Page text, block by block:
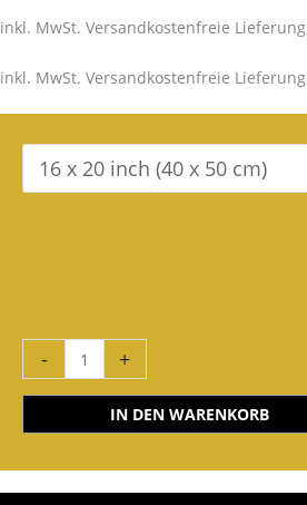
inkl. MwSt. Versandkostenfreie Lieferung
inkl. MwSt. Versandkostenfreie Lieferung
- +
IN DEN WARENKORB